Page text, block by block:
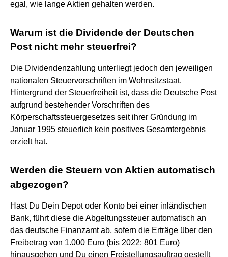
egal, wie lange Aktien gehalten werden.
Warum ist die Dividende der Deutschen
Post nicht mehr steuerfrei?
Die Dividendenzahlung unterliegt jedoch den jeweiligen
nationalen Steuervorschriften im Wohnsitzstaat.
Hintergrund der Steuerfreiheit ist, dass die Deutsche Post
aufgrund bestehender Vorschriften des
Körperschaftssteuergesetzes seit ihrer Gründung im
Januar 1995 steuerlich kein positives Gesamtergebnis
erzielt hat.
Werden die Steuern von Aktien automatisch
abgezogen?
Hast Du Dein Depot oder Konto bei einer inländischen
Bank, führt diese die Abgeltungssteuer automatisch an
das deutsche Finanzamt ab, sofern die Erträge über den
Freibetrag von 1.000 Euro (bis 2022: 801 Euro)
hinausgehen und Du einen Freistellungsauftrag gestellt